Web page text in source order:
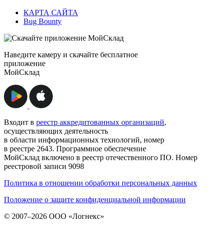
КАРТА САЙТА
Bug Bounty
Наведите камеру и скачайте бесплатное
приложение
МойСклад
Входит в реестр аккредитованных организаций,
осуществляющих деятельность
в области информационных технологий, номер
в реестре 2643. Программное обеспечение
МойСклад включено в реестр отечественного ПО. Номер
реестровой записи 9098
Политика в отношении обработки персональных данных
Положение о защите конфиденциальной информации
© 2007–2026 ООО «Логнекс»